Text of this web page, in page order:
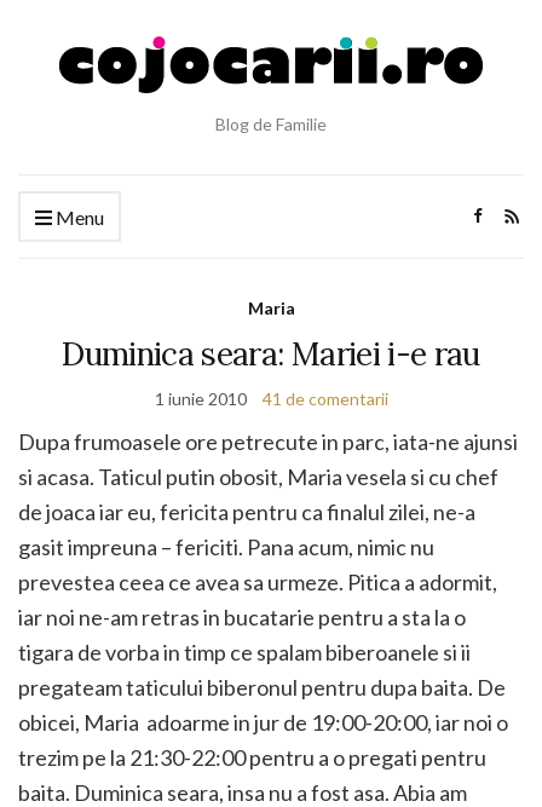
Blog de Familie
Menu
Maria
Duminica seara: Mariei i-e rau
1 iunie 2010 41 de comentarii
Dupa frumoasele ore petrecute in parc, iata-ne ajunsi
si acasa. Taticul putin obosit, Maria vesela si cu chef
de joaca iar eu, fericita pentru ca finalul zilei, ne-a
gasit impreuna – fericiti. Pana acum, nimic nu
prevestea ceea ce avea sa urmeze. Pitica a adormit,
iar noi ne-am retras in bucatarie pentru a sta la o
tigara de vorba in timp ce spalam biberoanele si ii
pregateam taticului biberonul pentru dupa baita. De
obicei, Maria adoarme in jur de 19:00-20:00, iar noi o
trezim pe la 21:30-22:00 pentru a o pregati pentru
baita. Duminica seara, insa nu a fost asa. Abia am